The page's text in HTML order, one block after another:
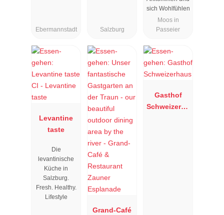
Ebermannstadt Salzburg
sich Wohlfühlen
Moos in
Passeier
Levantine
taste
Die
levantinische
Küche in
Salzburg.
Fresh. Healthy.
Lifestyle
Grand-Café
Gasthof
Schweizerha